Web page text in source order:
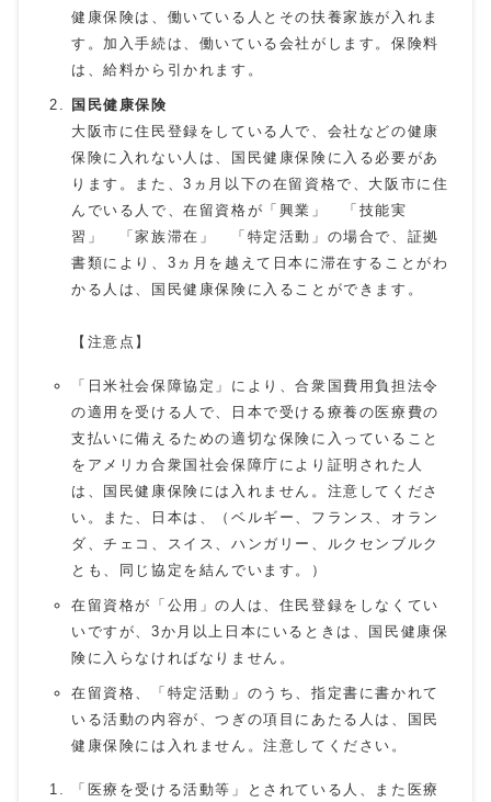
健康保険は、働いている人とその扶養家族が入れま
す。加入手続は、働いている会社がします。保険料
は、給料から引かれます。
国民健康保険
大阪市に住民登録をしている人で、会社などの健康
保険に入れない人は、国民健康保険に入る必要があ
ります。また、3ヵ月以下の在留資格で、大阪市に住
んでいる人で、在留資格が「興業」 「技能実
習」 「家族滞在」 「特定活動」の場合で、証拠
書類により、3ヵ月を越えて日本に滞在することがわ
かる人は、国民健康保険に入ることができます。
【注意点】
「日米社会保障協定」により、合衆国費用負担法令
の適用を受ける人で、日本で受ける療養の医療費の
支払いに備えるための適切な保険に入っていること
をアメリカ合衆国社会保障庁により証明された人
は、国民健康保険には入れません。注意してくださ
い。また、日本は、（ベルギー、フランス、オラン
ダ、チェコ、スイス、ハンガリー、ルクセンブルク
とも、同じ協定を結んでいます。）
在留資格が「公用」の人は、住民登録をしなくてい
いですが、3か月以上日本にいるときは、国民健康保
険に入らなければなりません。
在留資格、「特定活動」のうち、指定書に書かれて
いる活動の内容が、つぎの項目にあたる人は、国民
健康保険には入れません。注意してください。
「医療を受ける活動等」とされている人、また医療